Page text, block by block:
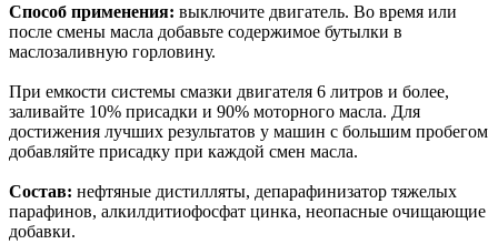
Способ применения: выключите двигатель. Во время или
после смены масла добавьте содержимое бутылки в
маслозаливную горловину.
При емкости системы смазки двигателя 6 литров и более,
заливайте 10% присадки и 90% моторного масла. Для
достижения лучших результатов у машин с большим пробегом
добавляйте присадку при каждой смен масла.
Состав: нефтяные дистилляты, депарафинизатор тяжелых
парафинов, алкилдитиофосфат цинка, неопасные очищающие
добавки.